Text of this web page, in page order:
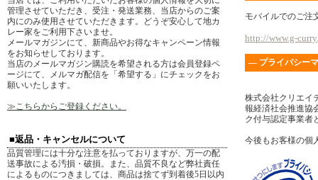
管理させていただき、受注・発送業務、当店からのご案
内にのみ使用させていただきます。どうぞ安心して地カ
レー家をご利用下さいませ。
メールマガジンにて、新商品やお得なキャンペーン情報
をお知らせしております。
当店のメールマガジン購読を希望される方は会員登録ペ
ージにて、メルマガ配信を「希望する」にチェックをお
願いいたします。
≫こちらからご登録ください。
■返品・キャンセルについて
品質管理には十分な注意を払っておりますが、万一の配
送事故による汚損・破損。また、品質不良など弊社責任
によるものにつきましては、商品は捨てず到着後5日以内
モバイルでのご注
http://www.g-
― プライバシー
株式会社クリエイ
報経済社会推進協
ク付与認定事業者
今後もお客様の個